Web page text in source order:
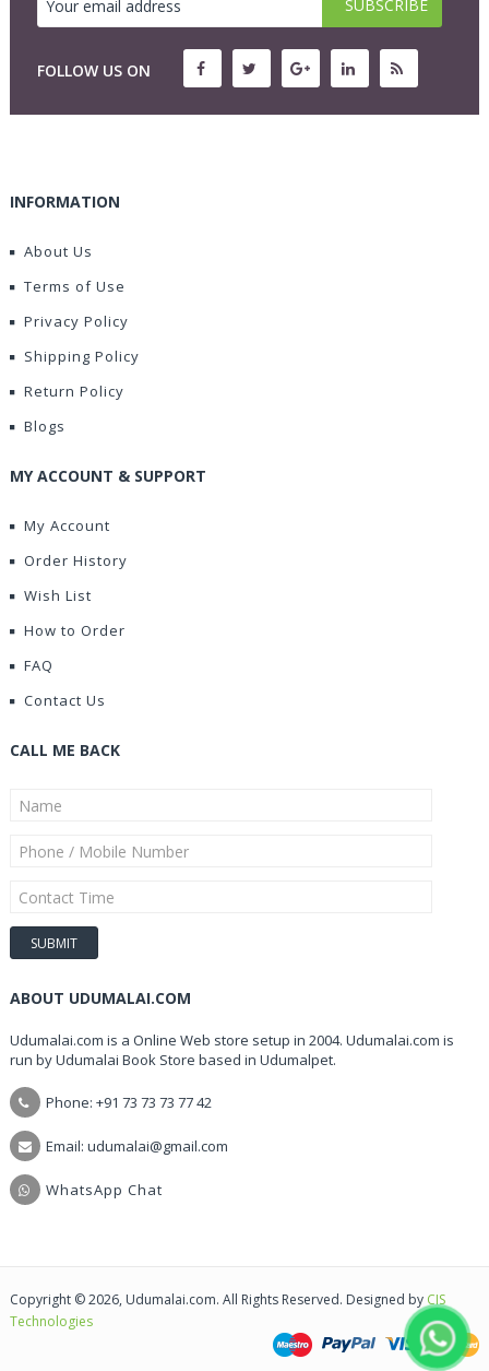
FOLLOW US ON
INFORMATION
About Us
Terms of Use
Privacy Policy
Shipping Policy
Return Policy
Blogs
MY ACCOUNT & SUPPORT
My Account
Order History
Wish List
How to Order
FAQ
Contact Us
CALL ME BACK
ABOUT UDUMALAI.COM
Udumalai.com is a Online Web store setup in 2004. Udumalai.com is
run by Udumalai Book Store based in Udumalpet.
Phone: +91 73 73 73 77 42
Email: udumalai@gmail.com
WhatsApp Chat
Copyright © 2026, Udumalai.com. All Rights Reserved. Designed by CIS
Technologies